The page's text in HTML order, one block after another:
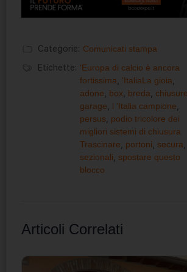
Categorie: Comunicati stampa
Etichette: 'Europa di calcio è ancora
fortissima
'ItaliaLa gioia
adone
box breda chiusure
garage
l 'Italia campione
persus
podio tricolore dei
migliori sistemi di chiusura
Trascinare
portoni secura
sezionali
spostare questo
blocco
Articoli Correlati